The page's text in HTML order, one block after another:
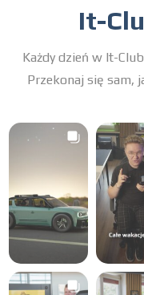
It-
Każdy dzień w It-
Przekonaj się sam,